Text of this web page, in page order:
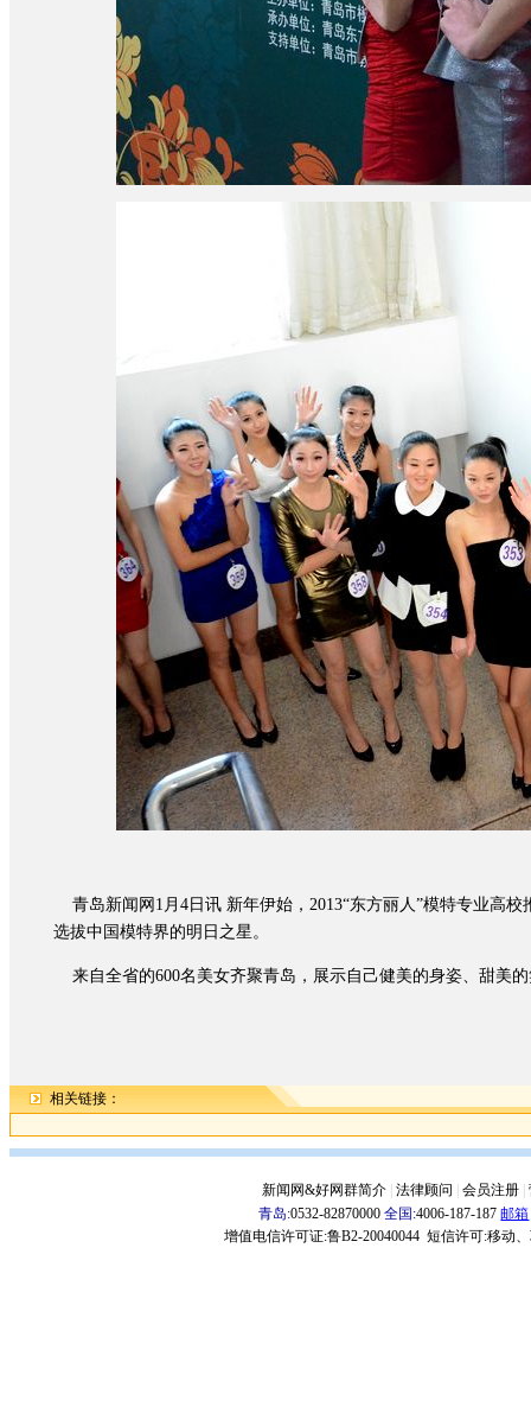
青岛新闻网1月4日讯 新年伊始，2013“东方丽人”模特专业高
选拔中国模特界的明日之星。
来自全省的600名美女齐聚青岛，展示自己健美的身姿、甜美
相关链接：